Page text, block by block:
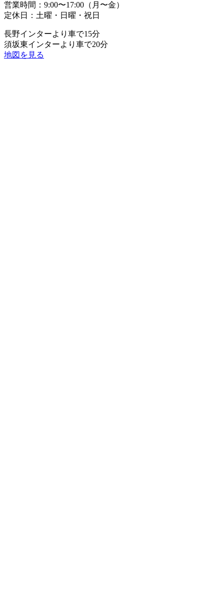
営業時間：9:00〜17:00（月〜金）
定休日：土曜・日曜・祝日
長野インターより車で15分
須坂東インターより車で20分
地図を見る